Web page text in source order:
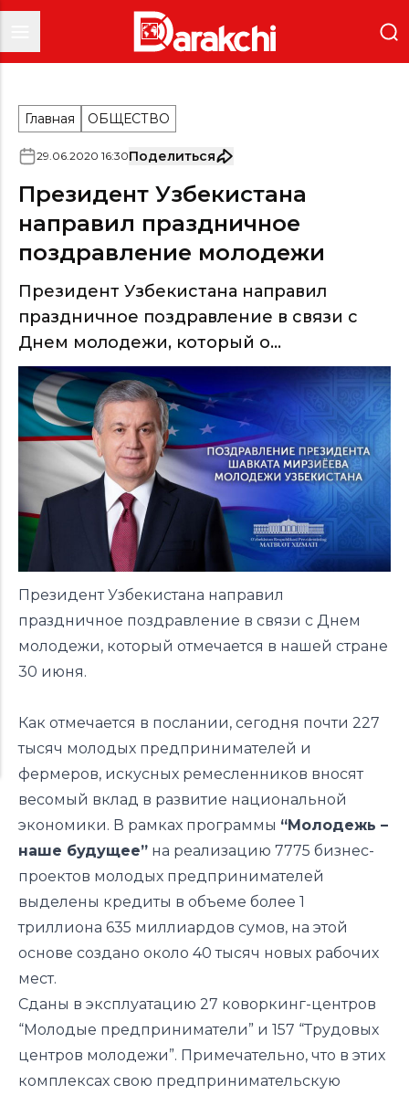
Главная ОБЩЕСТВО
29.06.2020 16:30Поделиться
Президент Узбекистана
направил праздничное
поздравление молодежи
Президент Узбекистана направил
праздничное поздравление в связи с
Днем молодежи, который о...
Президент Узбекистана направил
праздничное поздравление в связи с Днем
молодежи, который отмечается в нашей стране
30 июня.
Как отмечается в послании, сегодня почти 227
тысяч молодых предпринимателей и
фермеров, искусных ремесленников вносят
весомый вклад в развитие национальной
экономики. В рамках программы “Молодежь –
наше будущее” на реализацию 7775 бизнес-
проектов молодых предпринимателей
выделены кредиты в объеме более 1
триллиона 635 миллиардов сумов, на этой
основе создано около 40 тысяч новых рабочих
мест.
Сданы в эксплуатацию 27 коворкинг-центров
“Молодые предприниматели” и 157 “Трудовых
центров молодежи”. Примечательно, что в этих
комплексах свою предпринимательскую